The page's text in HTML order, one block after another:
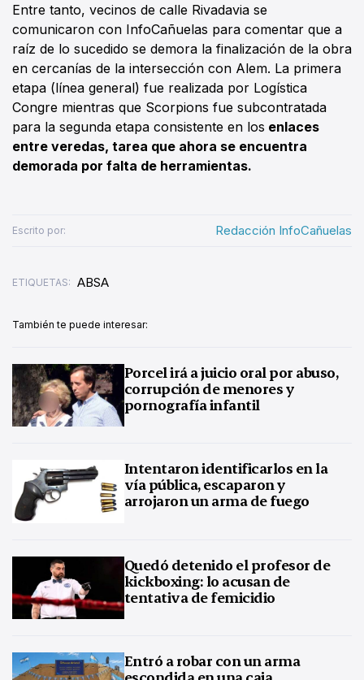
Entre tanto, vecinos de calle Rivadavia se
comunicaron con InfoCañuelas para comentar que a
raíz de lo sucedido se demora la finalización de la obra
en cercanías de la intersección con Alem. La primera
etapa (línea general) fue realizada por Logística
Congre mientras que Scorpions fue subcontratada
para la segunda etapa consistente en los enlaces
entre veredas, tarea que ahora se encuentra
demorada por falta de herramientas.
Escrito por: Redacción InfoCañuelas
ETIQUETAS: ABSA
También te puede interesar:
Porcel irá a juicio oral por abuso,
corrupción de menores y
pornografía infantil
Intentaron identificarlos en la
vía pública, escaparon y
arrojaron un arma de fuego
Quedó detenido el profesor de
kickboxing: lo acusan de
tentativa de femicidio
Entró a robar con un arma